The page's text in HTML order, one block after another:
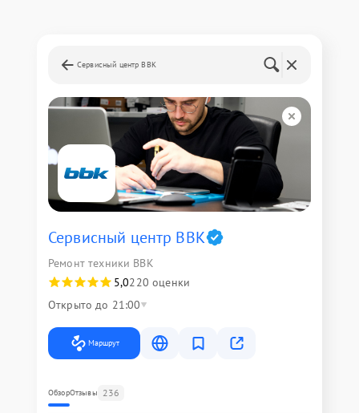
Сервисный центр BBK
Сервисный центр BBK
Ремонт техники BBK
5,0220 оценки
Открыто до 21:00
Маршрут
ОбзорОтзывы 236